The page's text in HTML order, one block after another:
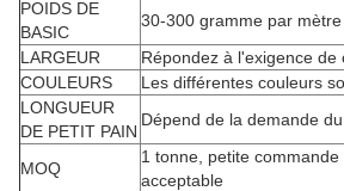
POIDS DE
BASIC
30-300 gramme par
LARGEUR
Répondez à l'exigence de
COULEURS
Les différentes couleurs
LONGUEUR
DE PETIT PAIN
Dépend de la demande
MOQ
1 tonne, petite
acceptable